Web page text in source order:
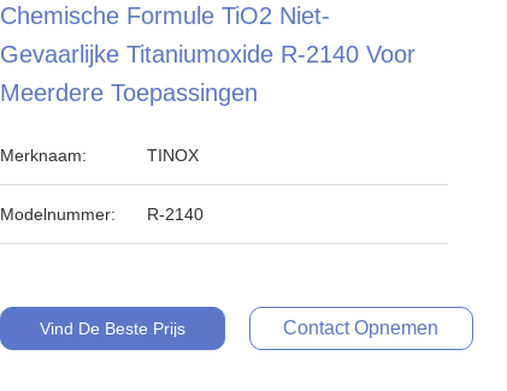
Chemische Formule TiO2 Niet-
Gevaarlijke Titaniumoxide R-2140 Voor
Meerdere Toepassingen
Merknaam: TINOX
Modelnummer: R-2140
Vind De Beste Prijs Contact Opnemen